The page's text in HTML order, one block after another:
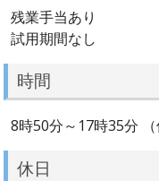
残業手当あり
試用期間なし
時間
8時50分～17時35分
休日